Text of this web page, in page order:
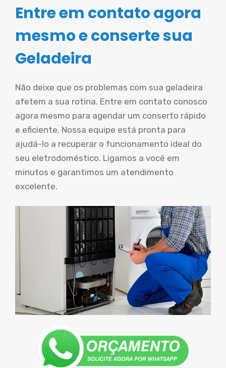
Entre em contato agora
mesmo e conserte sua
Geladeira
Não deixe que os problemas com sua geladeira
afetem a sua rotina. Entre em contato conosco
agora mesmo para agendar um conserto rápido
e eficiente. Nossa equipe está pronta para
ajudá-lo a recuperar o funcionamento ideal do
seu eletrodoméstico. Ligamos a você em
minutos e garantimos um atendimento
excelente.